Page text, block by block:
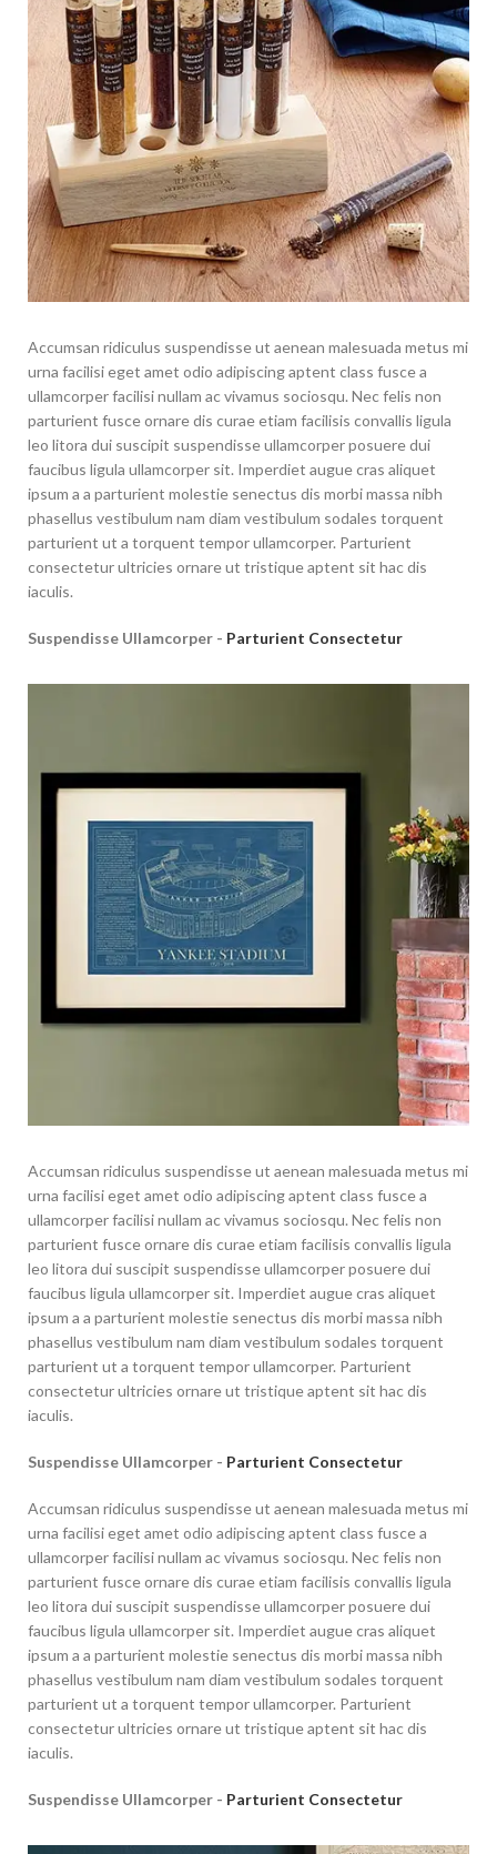
Accumsan ridiculus suspendisse ut aenean malesuada metus mi
urna facilisi eget amet odio adipiscing aptent class fusce a
ullamcorper facilisi nullam ac vivamus sociosqu. Nec felis non
parturient fusce ornare dis curae etiam facilisis convallis ligula
leo litora dui suscipit suspendisse ullamcorper posuere dui
faucibus ligula ullamcorper sit. Imperdiet augue cras aliquet
ipsum a a parturient molestie senectus dis morbi massa nibh
phasellus vestibulum nam diam vestibulum sodales torquent
parturient ut a torquent tempor ullamcorper. Parturient
consectetur ultricies ornare ut tristique aptent sit hac dis
iaculis.
Suspendisse Ullamcorper - Parturient Consectetur
Accumsan ridiculus suspendisse ut aenean malesuada metus mi
urna facilisi eget amet odio adipiscing aptent class fusce a
ullamcorper facilisi nullam ac vivamus sociosqu. Nec felis non
parturient fusce ornare dis curae etiam facilisis convallis ligula
leo litora dui suscipit suspendisse ullamcorper posuere dui
faucibus ligula ullamcorper sit. Imperdiet augue cras aliquet
ipsum a a parturient molestie senectus dis morbi massa nibh
phasellus vestibulum nam diam vestibulum sodales torquent
parturient ut a torquent tempor ullamcorper. Parturient
consectetur ultricies ornare ut tristique aptent sit hac dis
iaculis.
Suspendisse Ullamcorper - Parturient Consectetur
Accumsan ridiculus suspendisse ut aenean malesuada metus mi
urna facilisi eget amet odio adipiscing aptent class fusce a
ullamcorper facilisi nullam ac vivamus sociosqu. Nec felis non
parturient fusce ornare dis curae etiam facilisis convallis ligula
leo litora dui suscipit suspendisse ullamcorper posuere dui
faucibus ligula ullamcorper sit. Imperdiet augue cras aliquet
ipsum a a parturient molestie senectus dis morbi massa nibh
phasellus vestibulum nam diam vestibulum sodales torquent
parturient ut a torquent tempor ullamcorper. Parturient
consectetur ultricies ornare ut tristique aptent sit hac dis
iaculis.
Suspendisse Ullamcorper - Parturient Consectetur